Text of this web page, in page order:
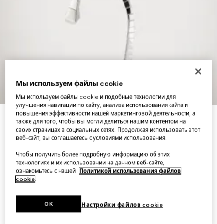
4
Chiodo long earrings
Мы используем файлы cookie
Мы используем файлы cookie и подобные технологии для
улучшения навигации по сайту, анализа использования сайта и
повышения эффективности нашей маркетинговой деятельности, а
также для того, чтобы вы могли делиться нашим контентом на
своих страницах в социальных сетях. Продолжая использовать этот
веб-сайт, вы соглашаетесь с условиями использования.
Чтобы получить более подробную информацию об этих
технологиях и их использовании на данном веб-сайте,
ознакомьтесь с нашей
Политикой использования файлов
cookie.
Настройки файлов cookie
OK